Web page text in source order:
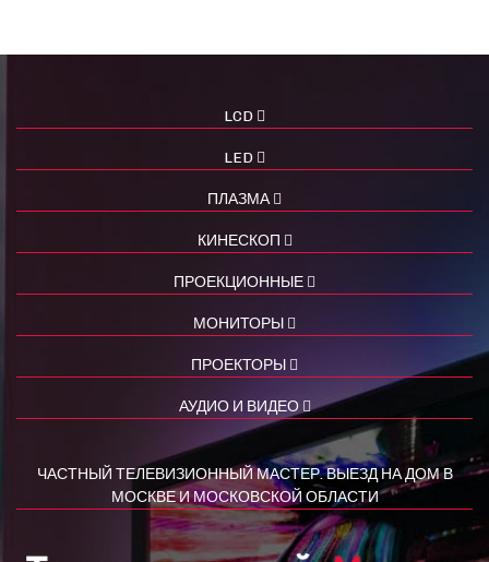
LCD
LED
ПЛАЗМА
КИНЕСКОП
ПРОЕКЦИОННЫЕ
МОНИТОРЫ
ПРОЕКТОРЫ
АУДИО И ВИДЕО
ЧАСТНЫЙ ТЕЛЕВИЗИОННЫЙ МАСТЕР. ВЫЕЗД НА ДОМ В
МОСКВЕ И МОСКОВСКОЙ ОБЛАСТИ